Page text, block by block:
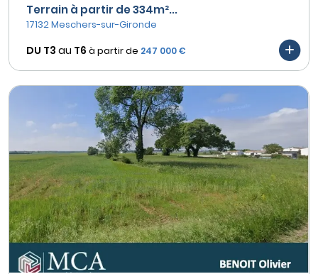
Terrain à partir de 334m²...
17132 Meschers-sur-Gironde
DU T3 au T6 à partir de 247 000 €